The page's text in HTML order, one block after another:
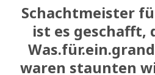
Schachtmeister
ist es geschafft,
waren staunten